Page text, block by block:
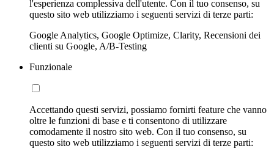
l'esperienza complessiva dell'utente. Con il tuo consenso, su
questo sito web utilizziamo i seguenti servizi di terze parti:
Google Analytics, Google Optimize, Clarity, Recensioni dei
clienti su Google, A/B-Testing
Funzionale
Accettando questi servizi, possiamo fornirti feature che vanno
oltre le funzioni di base e ti consentono di utilizzare
comodamente il nostro sito web. Con il tuo consenso, su
questo sito web utilizziamo i seguenti servizi di terze parti: